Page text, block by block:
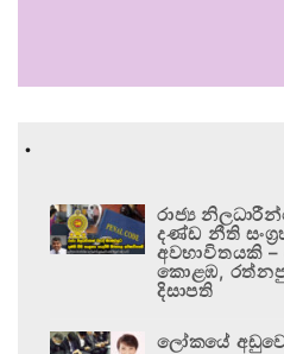
.
රාජ්‍ය
දණ්ඩ නීති
අවභාවිතයකි
කොළඹ,
දිසාපති
ලෝකයේ